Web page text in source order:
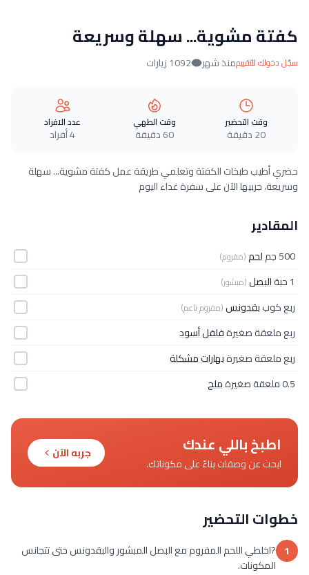
كفتة مشوية... سهلة وسريعة
سجّل دخولك للتقييممنذ شهر 1092 زيارات
وقت التحضير
20 دقيقة
وقت الطهي
60 دقيقة
عدد الافراد
4 أفراد
حضري أطيب طبخات الكفتة وتعلمي طريقة عمل كفتة مشوية... سهلة
وسريعة، جربيها الآن على سفرة غداء اليوم
المقادير
500 جم لحم(مفروم)
1 حبة البصل(مبشور)
ربع كوببقدونس(مفروم ناعم)
ربع ملعقة صغيرةفلفل أسود
ربع ملعقة صغيرةبهارات مشكلة
0.5 ملعقة صغيرة
ملح
اطبخ باللي عندك
ابحث عن وصفات بناءً على مكوناتك.
جربه الآن
خطوات التحضير
1 ?اخلطي اللحم المفروم مع البصل المبشور والبقدونس حتى تتجانس
المكونات.